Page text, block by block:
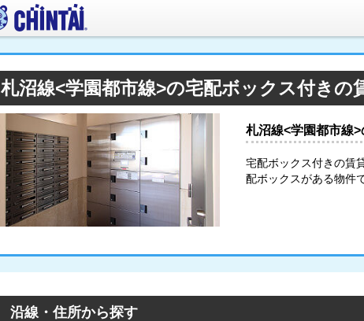
札沼線<学園都市線>の宅配ボックス付きの
札沼線<学園都市線
宅配ボックス付きの賃
配ボックスがある物件
沿線・住所から探す